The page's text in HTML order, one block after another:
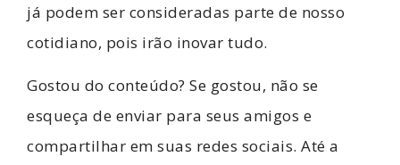
já podem ser consideradas parte de nosso
cotidiano, pois irão inovar tudo.
Gostou do conteúdo? Se gostou, não se
esqueça de enviar para seus amigos e
compartilhar em suas redes sociais. Até a